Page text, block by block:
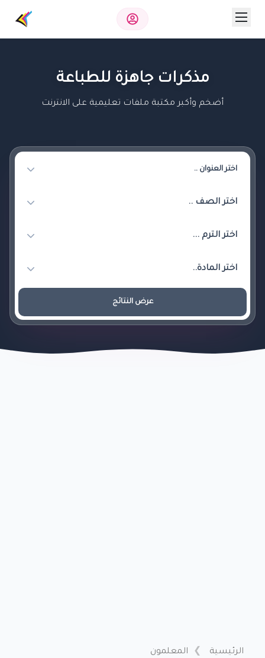
مذكرات جاهزة للطباعة
أضخم وأكبر مكتبة ملفات تعليمية على الانترنت
عرض النتائج
الرئيسية
المعلمون